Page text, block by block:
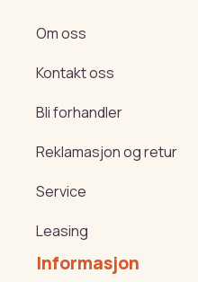
Om oss
Kontakt oss
Bli forhandler
Reklamasjon og retur
Service
Leasing
Informasjon